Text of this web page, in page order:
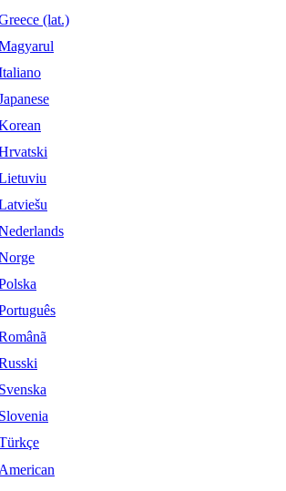
(lat.)
Svenska
Slovenia
American